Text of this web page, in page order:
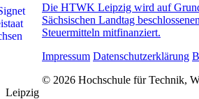
Die HTWK Leipzig wird auf
Sächsischen Landtag
Steuermitteln mitfinanziert.
Impressum Datenschutzerklärung
© 2026 Hochschule für Technik,
Leipzig